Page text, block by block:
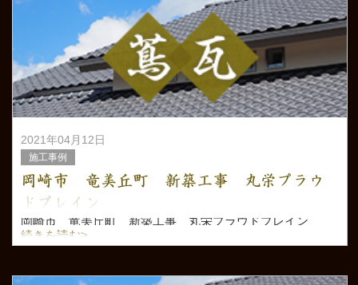
2021年04月12日
施工事例
岡崎市 竜美丘町 新築工事 丸栄プラウ
ドプレイン
岡崎市 竜美丘町 新築工事 丸栄プラウドプレイン
続きを読む>